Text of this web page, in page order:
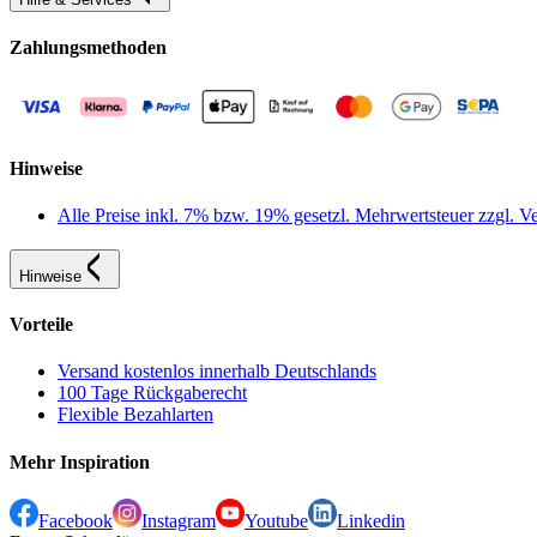
Zahlungsmethoden
Hinweise
Alle Preise inkl. 7% bzw. 19% gesetzl. Mehrwertsteuer zzgl.
Hinweise
Vorteile
Versand kostenlos innerhalb Deutschlands
100 Tage Rückgaberecht
Flexible Bezahlarten
Mehr Inspiration
Facebook Instagram Youtube
Linkedin